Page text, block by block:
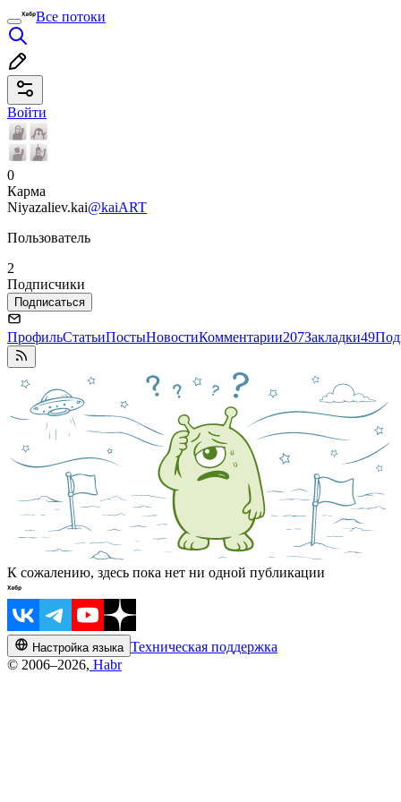
Все потоки
Войти
0
Карма
Niyazaliev.kai@kaiART
Пользователь
2
Подписчики
Подписаться
ПрофильСтатьиПостыНовостиКомментарии207Закладки49
К сожалению, здесь пока нет ни одной публикации
Настройка языка Техническая поддержка
© 2006–2026, Habr